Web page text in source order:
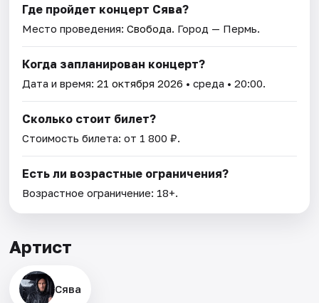
Где пройдет концерт Сява?
Место проведения:Свобода. Город — Пермь.
Когда запланирован концерт?
Дата и время:21 октября 2026 • среда • 20:00.
Сколько стоит билет?
Стоимость билета: от 1 800 ₽.
Есть ли возрастные ограничения?
Возрастное ограничение: 18+.
Артист
Сява